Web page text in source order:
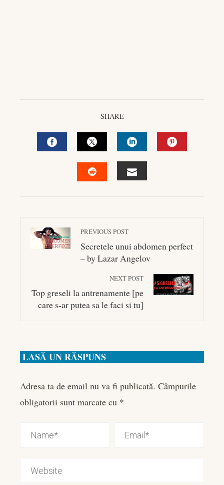
SHARE
FACEBOOKTWITTERLINKEDIN
PREVIOUS POST
Secretele unui abdomen perfect
– by Lazar Angelov
NEXT POST
Top greseli la antrenamente [pe
care s-ar putea sa le faci si tu]
LASĂ UN RĂSPUNS
Adresa ta de email nu va fi publicată. Câmpurile
obligatorii sunt marcate cu *